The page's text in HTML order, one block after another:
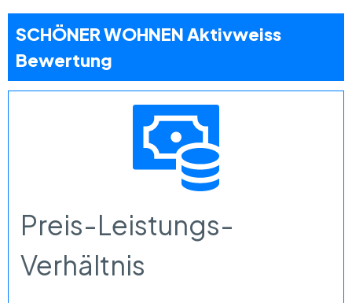
SCHÖNER WOHNEN Aktivweiss
Bewertung
Preis-Leistungs-
Verhältnis